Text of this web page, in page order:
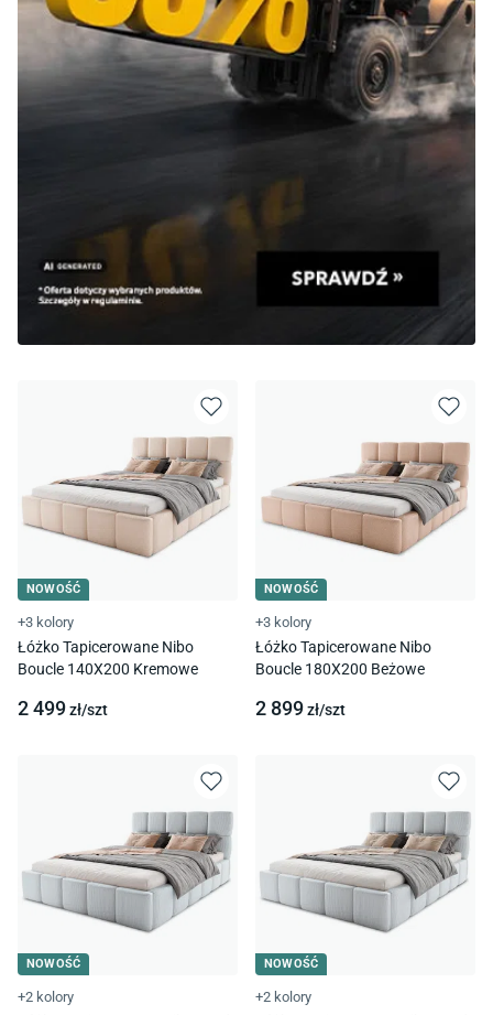
NOWOŚĆ
+3 kolory
Łóżko Tapicerowane Nibo
Boucle 140X200 Kremowe
2 499zł/szt
NOWOŚĆ
+3 kolory
Łóżko Tapicerowane Nibo
Boucle 180X200 Beżowe
2 899zł/szt
NOWOŚĆ
+2 kolory
NOWOŚĆ
+2 kolory